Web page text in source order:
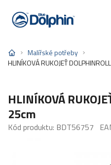
Malířské potřeby
HLINÍKOVÁ RUKOJEŤ
HLINÍKOVÁ
25cm
Kód produktu: BDT56757